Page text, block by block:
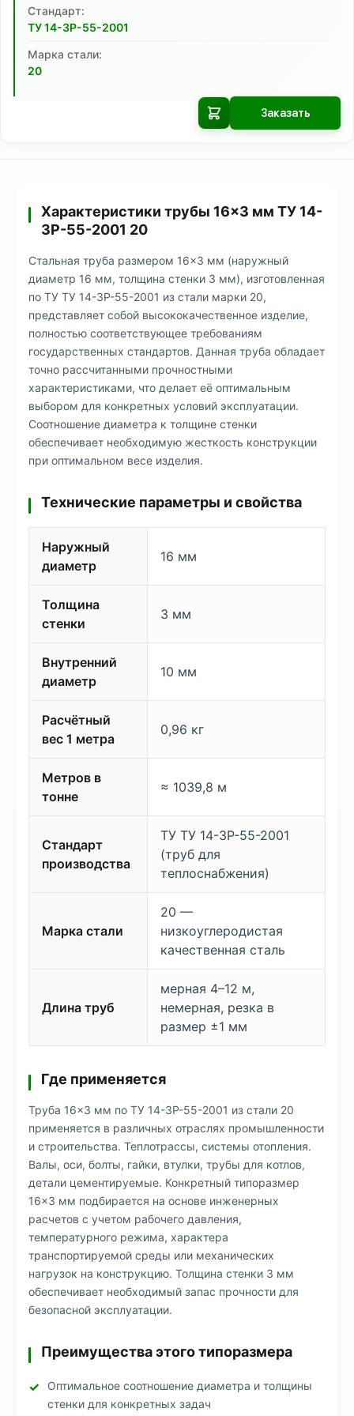
Cтандарт:
ТУ 14-3Р-55-2001
Марка стали:
20
Заказать
Характеристики трубы 16×3 мм ТУ 14-
3Р-55-2001 20
Стальная труба размером 16×3 мм (наружный
диаметр 16 мм, толщина стенки 3 мм), изготовленная
по ТУ ТУ 14-3Р-55-2001 из стали марки 20,
представляет собой высококачественное изделие,
полностью соответствующее требованиям
государственных стандартов. Данная труба обладает
точно рассчитанными прочностными
характеристиками, что делает её оптимальным
выбором для конкретных условий эксплуатации.
Соотношение диаметра к толщине стенки
обеспечивает необходимую жесткость конструкции
при оптимальном весе изделия.
Технические параметры и свойства
Наружный
диаметр
16 мм
Толщина
стенки
3 мм
Внутренний
диаметр
10 мм
Расчётный
вес 1 метра
0,96 кг
Метров в
тонне
≈ 1039,8 м
Стандарт
производства
ТУ ТУ 14-3Р-55-2001
(труб для
теплоснабжения)
Марка стали
20 —
низкоуглеродистая
качественная сталь
Длина труб
мерная 4–12 м,
немерная, резка в
размер ±1 мм
Где применяется
Труба 16×3 мм по ТУ 14-3Р-55-2001 из стали 20
применяется в различных отраслях промышленности
и строительства. Теплотрассы, системы отопления.
Валы, оси, болты, гайки, втулки, трубы для котлов,
детали цементируемые. Конкретный типоразмер
16×3 мм подбирается на основе инженерных
расчетов с учетом рабочего давления,
температурного режима, характера
транспортируемой среды или механических
нагрузок на конструкцию. Толщина стенки 3 мм
обеспечивает необходимый запас прочности для
безопасной эксплуатации.
Преимущества этого типоразмера
Оптимальное соотношение диаметра и толщины
стенки для конкретных задач